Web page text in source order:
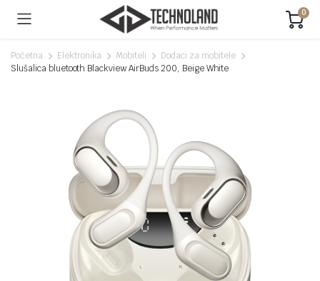
0
Početna Elektronika Mobiteli
Dodaci za mobitele
Slušalica bluetooth Blackview AirBuds 200, Beige White